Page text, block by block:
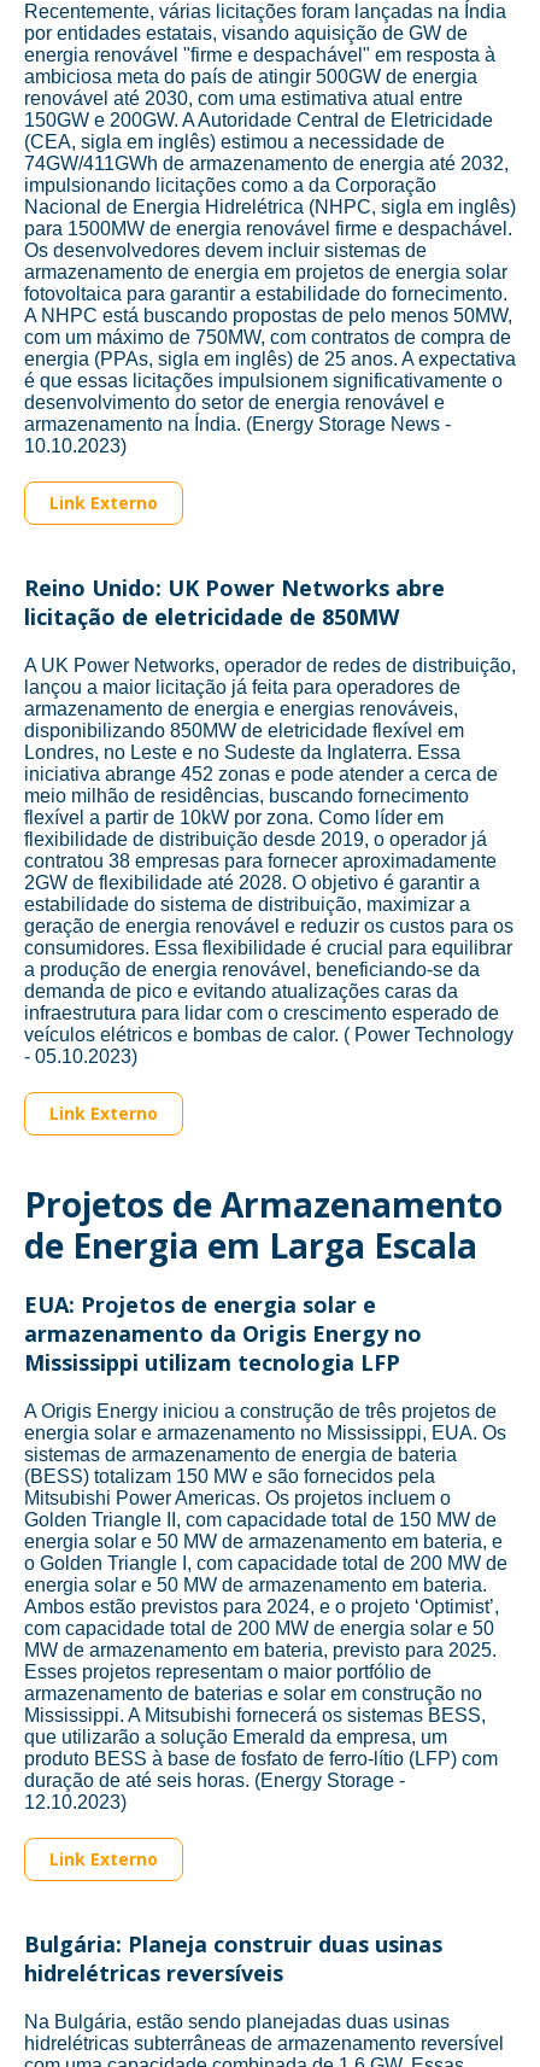
Recentemente, várias licitações foram lançadas na Índia
por entidades estatais, visando aquisição de GW de
energia renovável "firme e despachável" em resposta à
ambiciosa meta do país de atingir 500GW de energia
renovável até 2030, com uma estimativa atual entre
150GW e 200GW. A Autoridade Central de Eletricidade
(CEA, sigla em inglês) estimou a necessidade de
74GW/411GWh de armazenamento de energia até 2032,
impulsionando licitações como a da Corporação
Nacional de Energia Hidrelétrica (NHPC, sigla em inglês)
para 1500MW de energia renovável firme e despachável.
Os desenvolvedores devem incluir sistemas de
armazenamento de energia em projetos de energia solar
fotovoltaica para garantir a estabilidade do fornecimento.
A NHPC está buscando propostas de pelo menos 50MW,
com um máximo de 750MW, com contratos de compra de
energia (PPAs, sigla em inglês) de 25 anos. A expectativa
é que essas licitações impulsionem significativamente o
desenvolvimento do setor de energia renovável e
armazenamento na Índia. (Energy Storage News -
10.10.2023)
Link Externo
Reino Unido: UK Power Networks abre
licitação de eletricidade de 850MW
A UK Power Networks, operador de redes de distribuição,
lançou a maior licitação já feita para operadores de
armazenamento de energia e energias renováveis,
disponibilizando 850MW de eletricidade flexível em
Londres, no Leste e no Sudeste da Inglaterra. Essa
iniciativa abrange 452 zonas e pode atender a cerca de
meio milhão de residências, buscando fornecimento
flexível a partir de 10kW por zona. Como líder em
flexibilidade de distribuição desde 2019, o operador já
contratou 38 empresas para fornecer aproximadamente
2GW de flexibilidade até 2028. O objetivo é garantir a
estabilidade do sistema de distribuição, maximizar a
geração de energia renovável e reduzir os custos para os
consumidores. Essa flexibilidade é crucial para equilibrar
a produção de energia renovável, beneficiando-se da
demanda de pico e evitando atualizações caras da
infraestrutura para lidar com o crescimento esperado de
veículos elétricos e bombas de calor. ( Power Technology
- 05.10.2023)
Link Externo
Projetos de Armazenamento
de Energia em Larga Escala
EUA: Projetos de energia solar e
armazenamento da Origis Energy no
Mississippi utilizam tecnologia LFP
A Origis Energy iniciou a construção de três projetos de
energia solar e armazenamento no Mississippi, EUA. Os
sistemas de armazenamento de energia de bateria
(BESS) totalizam 150 MW e são fornecidos pela
Mitsubishi Power Americas. Os projetos incluem o
Golden Triangle II, com capacidade total de 150 MW de
energia solar e 50 MW de armazenamento em bateria, e
o Golden Triangle I, com capacidade total de 200 MW de
energia solar e 50 MW de armazenamento em bateria.
Ambos estão previstos para 2024, e o projeto ‘Optimist’,
com capacidade total de 200 MW de energia solar e 50
MW de armazenamento em bateria, previsto para 2025.
Esses projetos representam o maior portfólio de
armazenamento de baterias e solar em construção no
Mississippi. A Mitsubishi fornecerá os sistemas BESS,
que utilizarão a solução Emerald da empresa, um
produto BESS à base de fosfato de ferro-lítio (LFP) com
duração de até seis horas. (Energy Storage -
12.10.2023)
Link Externo
Bulgária: Planeja construir duas usinas
hidrelétricas reversíveis
Na Bulgária, estão sendo planejadas duas usinas
hidrelétricas subterrâneas de armazenamento reversível